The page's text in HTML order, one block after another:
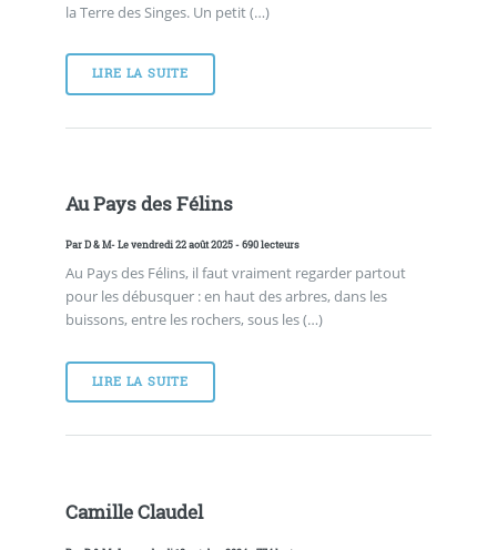
la Terre des Singes. Un petit (…)
LIRE LA SUITE
Au Pays des Félins
ParD & M- Le vendredi 22 août 2025 - 690 lecteurs
Au Pays des Félins, il faut vraiment regarder partout
pour les débusquer : en haut des arbres, dans les
buissons, entre les rochers, sous les (…)
LIRE LA SUITE
Camille Claudel